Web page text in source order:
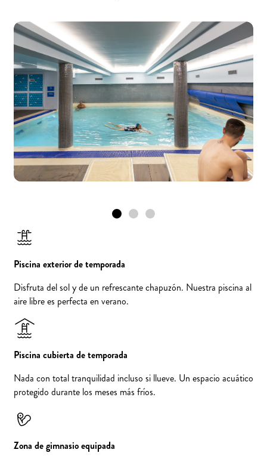
Piscina exterior de temporada
Disfruta del sol y de un refrescante chapuzón. Nuestra piscina al
aire libre es perfecta en verano.
Piscina cubierta de temporada
Nada con total tranquilidad incluso si llueve. Un espacio acuático
protegido durante los meses más fríos.
Zona de gimnasio equipada